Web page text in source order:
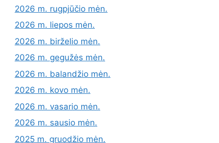
2026 m. rugpjūčio mėn.
2026 m. liepos mėn.
2026 m. birželio mėn.
2026 m. gegužės mėn.
2026 m. balandžio mėn.
2026 m. kovo mėn.
2026 m. vasario mėn.
2026 m. sausio mėn.
2025 m. gruodžio mėn.